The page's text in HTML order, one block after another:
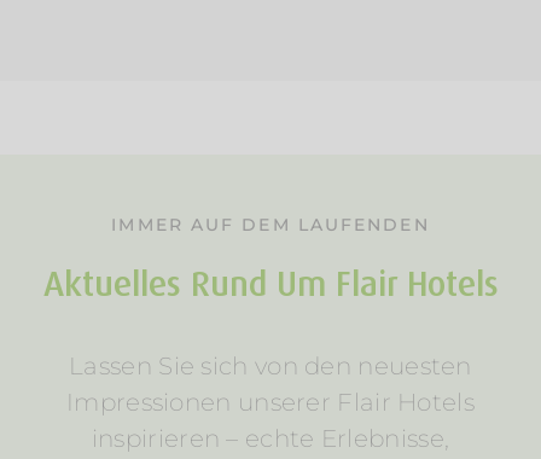
IMMER AUF DEM LAUFENDEN
Aktuelles Rund Um Flair Hotels
Lassen Sie sich von den neuesten
Impressionen unserer Flair Hotels
inspirieren – echte Erlebnisse,